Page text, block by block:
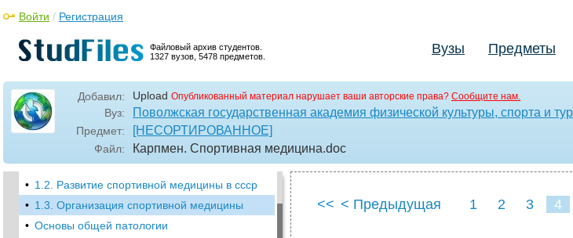
Файловый архив студентов.
1327 вузов, 5478 предметов.
Войти / Регистрация
Вузы Предметы
Добавил: Upload Опубликованный материал нарушает ваши авторские права? Сообщите нам.
Вуз: Поволжская государственная академия физической культуры, спорта и
Предмет: [НЕСОРТИРОВАННОЕ]
Файл: Карпмен. Спортивная медицина.doc
культуры.
• Оглавление
Введение в курс спортивной медицины
1.1. Цели, задачи и содержание спортивной
медицины
• 1.2. Развитие спортивной медицины в ссср
• 1.3. Организация спортивной медицины
• Основы общей патологии
<< < Предыдущая 1 2 3 4